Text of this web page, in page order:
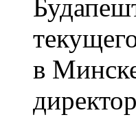
в